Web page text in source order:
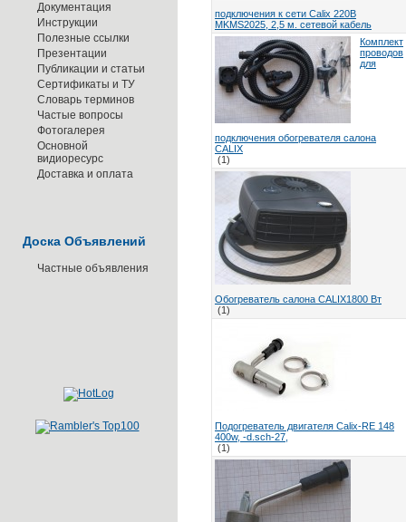
Документация
Инструкции
Полезные ссылки
Презентации
Публикации и статьи
Сертификаты и ТУ
Словарь терминов
Частые вопросы
Фотогалерея
Основной
видиоресурс
Доставка и оплата
Доска Объявлений
Частные объявления
подключения к сети Calix 220В
MKMS2025, 2,5 м. сетевой кабель
Комплект
проводов
для
подключения обогревателя салона
CALIX
(1)
Обогреватель салона CALIX1800 Вт
(1)
Подогреватель двигателя Calix-RE 148
400w, -d.sch-27,
(1)